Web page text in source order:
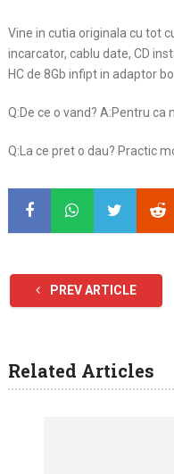
Vine in cutia originala cu tot
incarcator, cablu date, CD
HC de 8Gb infipt in adaptor
Q:De ce o vand? A:Pentru ca
Q:La ce pret o dau? Practic
PREV ARTICLE
Related Articles